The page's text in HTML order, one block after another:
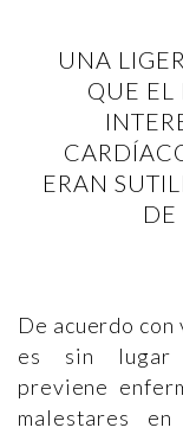
UNA
QUE EL
ERAN
DE
De acuerdo
es sin lugar
previene
malestares